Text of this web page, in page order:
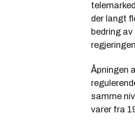
der langt
bedring
Åpningen
samme
varer fra